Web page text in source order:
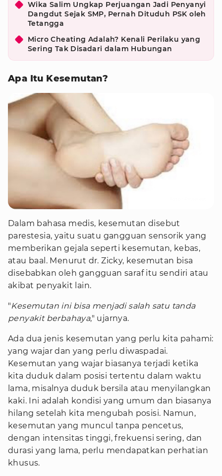
Wika Salim Ungkap Perjuangan Jadi Penyanyi
Dangdut Sejak SMP, Pernah Dituduh PSK oleh
Tetangga
Micro Cheating Adalah? Kenali Perilaku yang
Sering Tak Disadari dalam Hubungan
Apa Itu Kesemutan?
Dalam bahasa medis, kesemutan disebut
parestesia, yaitu suatu gangguan sensorik yang
memberikan gejala seperti kesemutan, kebas,
atau baal. Menurut dr. Zicky, kesemutan bisa
disebabkan oleh gangguan saraf itu sendiri atau
akibat penyakit lain.
"Kesemutan ini bisa menjadi salah satu tanda
penyakit berbahaya," ujarnya.
Ada dua jenis kesemutan yang perlu kita pahami:
yang wajar dan yang perlu diwaspadai.
Kesemutan yang wajar biasanya terjadi ketika
kita duduk dalam posisi tertentu dalam waktu
lama, misalnya duduk bersila atau menyilangkan
kaki. Ini adalah kondisi yang umum dan biasanya
hilang setelah kita mengubah posisi. Namun,
kesemutan yang muncul tanpa pencetus,
dengan intensitas tinggi, frekuensi sering, dan
durasi yang lama, perlu mendapatkan perhatian
khusus.